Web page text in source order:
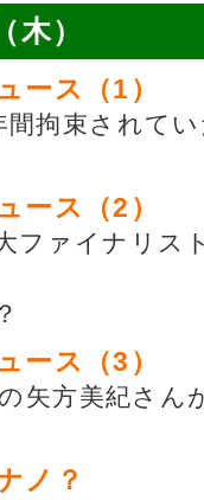
木）
ース（1）
間拘束されて
ース（2）
ファイナリス
ース（3）
矢方美紀さん
ノ？